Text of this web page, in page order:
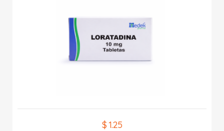
$ 1.25